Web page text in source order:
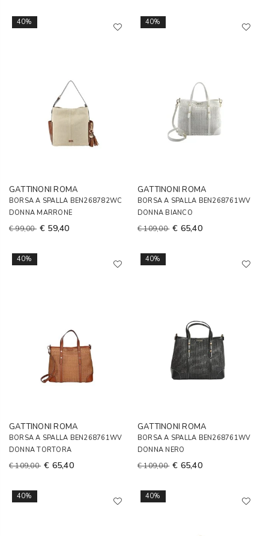
40%
GATTINONI ROMA
BORSA A SPALLA BEN268782WC
DONNA MARRONE
€ 99,00 € 59,40
40%
GATTINONI ROMA
BORSA A SPALLA BEN268761WV
DONNA BIANCO
€ 109,00 € 65,40
40%
GATTINONI ROMA
BORSA A SPALLA BEN268761WV
DONNA TORTORA
€ 109,00 € 65,40
40%
GATTINONI ROMA
BORSA A SPALLA BEN268761WV
DONNA NERO
€ 109,00 € 65,40
40% 40%